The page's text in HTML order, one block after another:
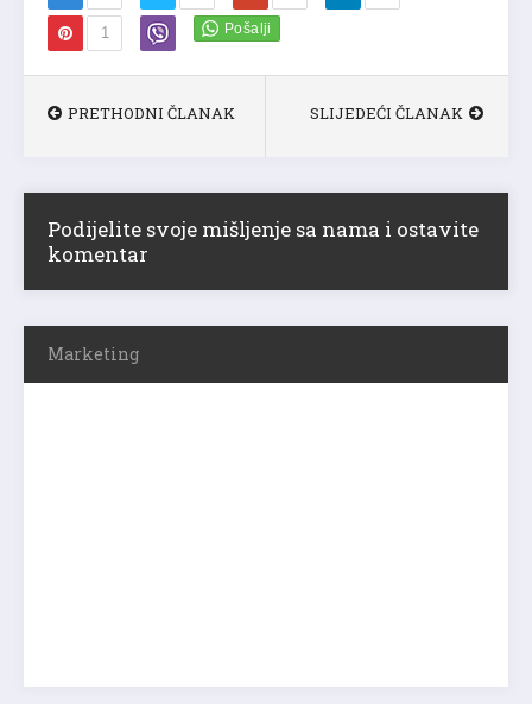
1
PRETHODNI ČLANAK SLIJEDEĆI ČLANAK
Podijelite svoje mišljenje sa nama i ostavite
komentar
Marketing